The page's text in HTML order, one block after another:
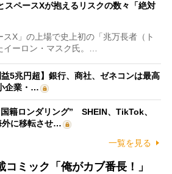
スペースXが抱えるリスクの数々「絶対
X」の上場で史上初の「兆万長者（ト
イーロン・マスク氏。…
益5兆円超】銀行、商社、ゼネコンは最高
企業・…
籍ロンダリング” SHEIN、TikTok、
に移転させ…
一覧を見る
ミック「俺がカブ番長！」